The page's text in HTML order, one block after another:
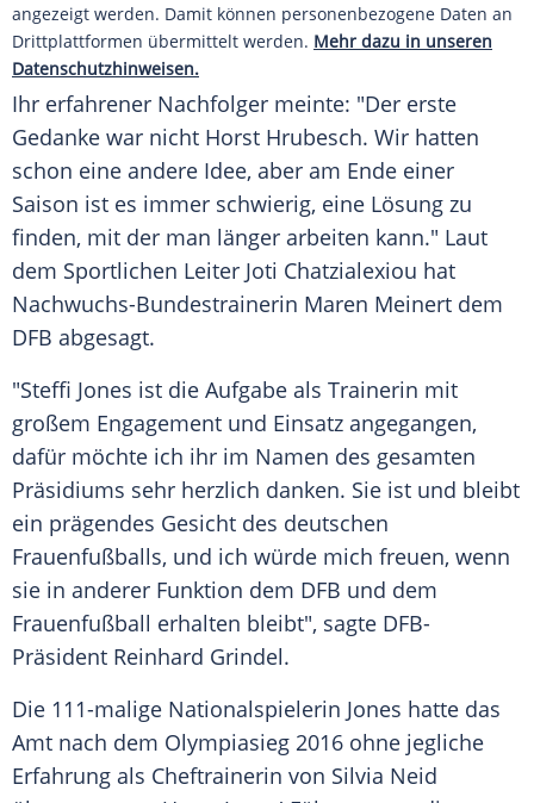
angezeigt werden. Damit können personenbezogene Daten an
Drittplattformen übermittelt werden. Mehr dazu in unseren
Datenschutzhinweisen.
Ihr erfahrener Nachfolger meinte: "Der erste
Gedanke war nicht Horst Hrubesch. Wir hatten
schon eine andere Idee, aber am Ende einer
Saison ist es immer schwierig, eine Lösung zu
finden, mit der man länger arbeiten kann." Laut
dem Sportlichen Leiter Joti Chatzialexiou hat
Nachwuchs-Bundestrainerin Maren Meinert dem
DFB abgesagt.
"Steffi Jones ist die Aufgabe als Trainerin mit
großem Engagement und Einsatz angegangen,
dafür möchte ich ihr im Namen des gesamten
Präsidiums sehr herzlich danken. Sie ist und bleibt
ein prägendes Gesicht des deutschen
Frauenfußballs, und ich würde mich freuen, wenn
sie in anderer Funktion dem DFB und dem
Frauenfußball erhalten bleibt", sagte DFB-
Präsident Reinhard Grindel.
Die 111-malige Nationalspielerin Jones hatte das
Amt nach dem Olympiasieg 2016 ohne jegliche
Erfahrung als Cheftrainerin von Silvia Neid